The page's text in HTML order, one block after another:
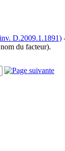
D.2009.1.1891)
du facteur).